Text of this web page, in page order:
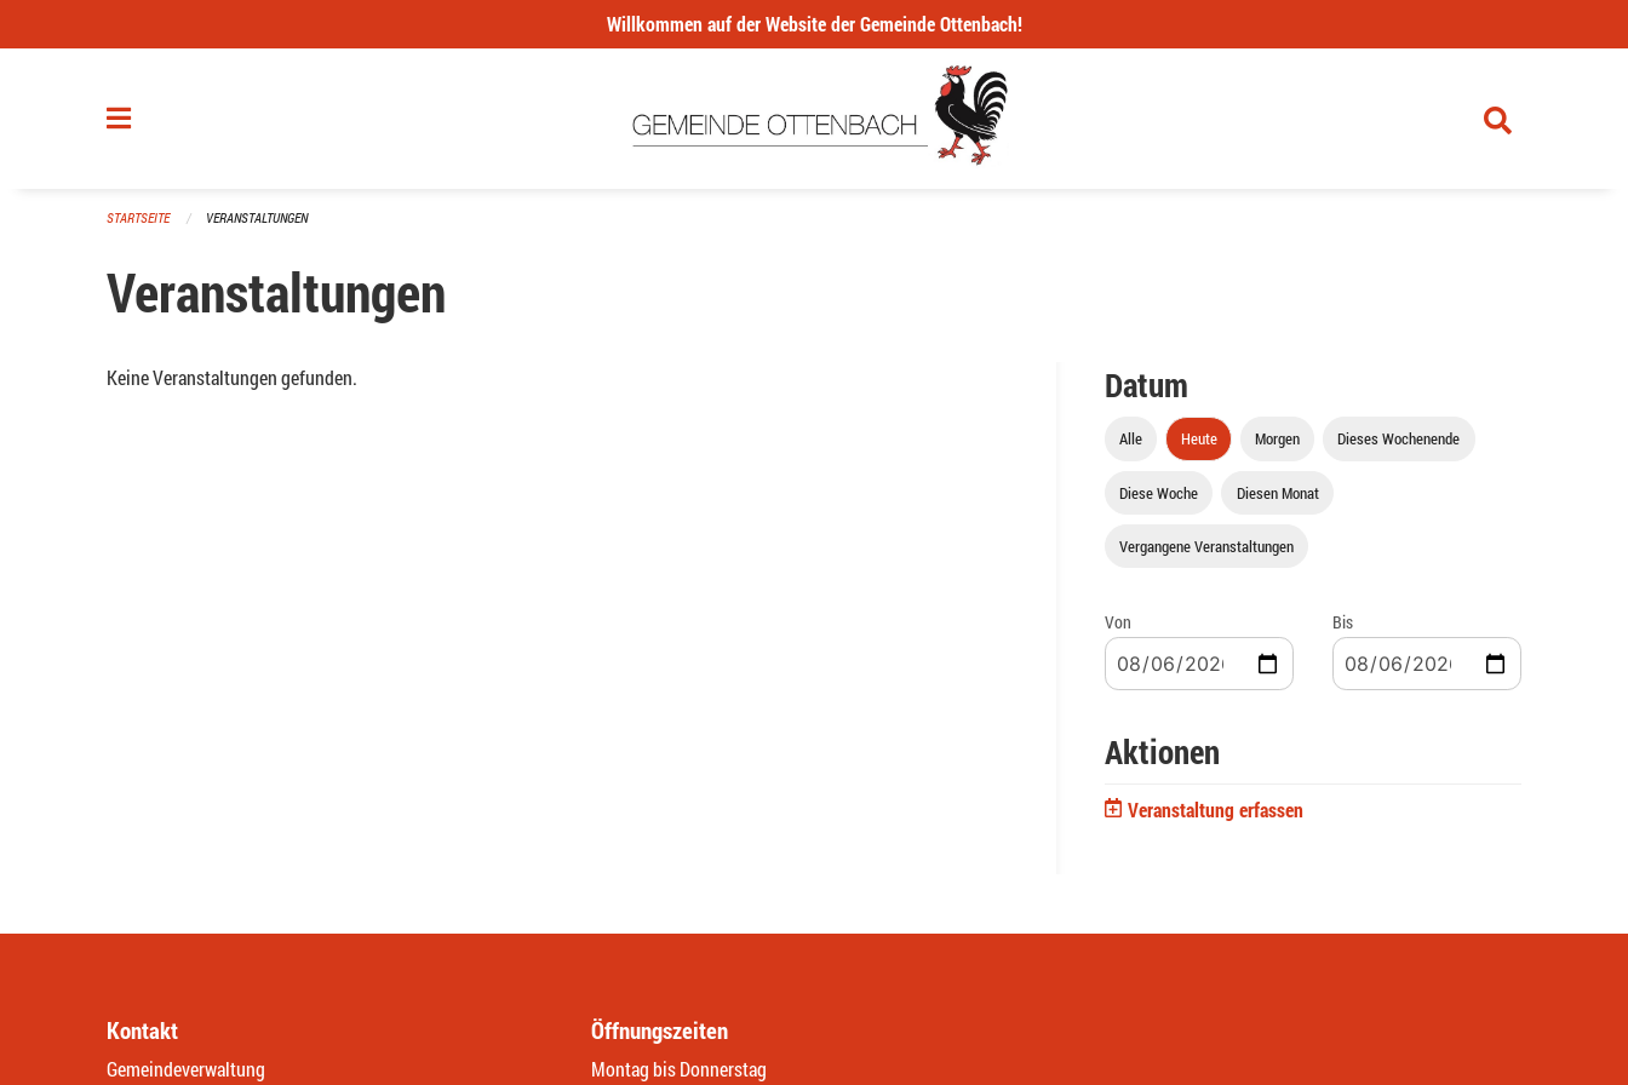
Willkommen auf der Website der Gemeinde Ottenbach!
STARTSEITE VERANSTALTUNGEN
Veranstaltungen
Keine Veranstaltungen gefunden. Datum
Alle Heute Morgen Dieses Wochenende
Diese Woche Diesen Monat
Vergangene Veranstaltungen
Von Bis
Aktionen
Veranstaltung erfassen
Kontakt
Gemeindeverwaltung
Öffnungszeiten
Montag bis Donnerstag